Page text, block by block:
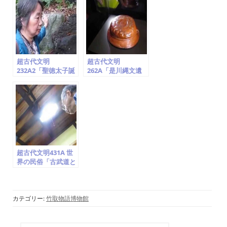
2014.6.13
超古代文明
232A2「聖徳太子誕
日の神・龍と鳳
凰)・地球儀は法隆
寺に!?、神奈川県大
庭」竹取翁博物館
（国際かぐや姫学
会）2016.7.22
超古代文明
262A「是川縄文遺
超古代文明431A 世
界の民俗「古武道と
ム」日本は世界文明
カテゴリー:竹取物語博物館